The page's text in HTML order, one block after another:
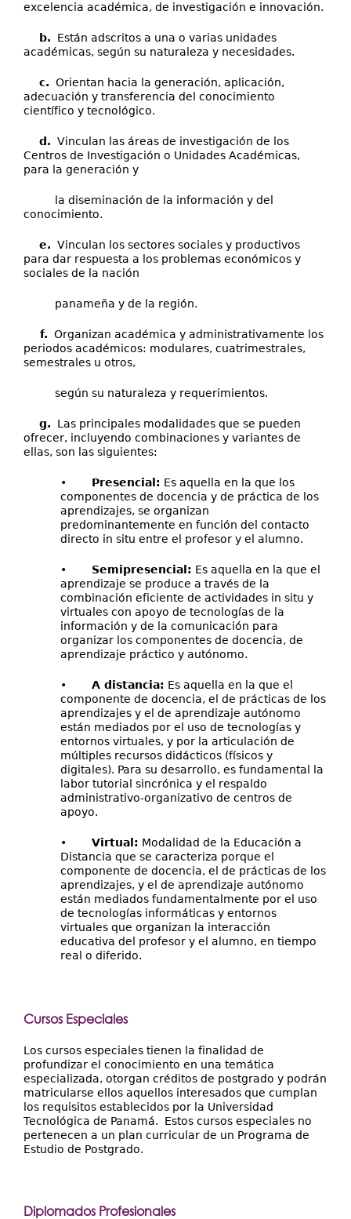
excelencia académica, de investigación e innovación.
b. Están adscritos a una o varias unidades
académicas, según su naturaleza y necesidades.
c. Orientan hacia la generación, aplicación,
adecuación y transferencia del conocimiento
científico y tecnológico.
d. Vinculan las áreas de investigación de los
Centros de Investigación o Unidades Académicas,
para la generación y
la diseminación de la información y del
conocimiento.
e. Vinculan los sectores sociales y productivos
para dar respuesta a los problemas económicos y
sociales de la nación
panameña y de la región.
f. Organizan académica y administrativamente los
periodos académicos: modulares, cuatrimestrales,
semestrales u otros,
según su naturaleza y requerimientos.
g. Las principales modalidades que se pueden
ofrecer, incluyendo combinaciones y variantes de
ellas, son las siguientes:
• Presencial: Es aquella en la que los
componentes de docencia y de práctica de los
aprendizajes, se organizan
predominantemente en función del contacto
directo in situ entre el profesor y el alumno.
• Semipresencial: Es aquella en la que el
aprendizaje se produce a través de la
combinación eficiente de actividades in situ y
virtuales con apoyo de tecnologías de la
información y de la comunicación para
organizar los componentes de docencia, de
aprendizaje práctico y autónomo.
•A distancia: Es aquella en la que el
componente de docencia, el de prácticas de los
aprendizajes y el de aprendizaje autónomo
están mediados por el uso de tecnologías y
entornos virtuales, y por la articulación de
múltiples recursos didácticos (físicos y
digitales). Para su desarrollo, es fundamental la
labor tutorial sincrónica y el respaldo
administrativo-organizativo de centros de
apoyo.
•Virtual: Modalidad de la Educación a
Distancia que se caracteriza porque el
componente de docencia, el de prácticas de los
aprendizajes, y el de aprendizaje autónomo
están mediados fundamentalmente por el uso
de tecnologías informáticas y entornos
virtuales que organizan la interacción
educativa del profesor y el alumno, en tiempo
real o diferido.
Cursos Especiales
Los cursos especiales tienen la finalidad de
profundizar el conocimiento en una temática
especializada, otorgan créditos de postgrado y podrán
matricularse ellos aquellos interesados que cumplan
los requisitos establecidos por la Universidad
Tecnológica de Panamá. Estos cursos especiales no
pertenecen a un plan curricular de un Programa de
Estudio de Postgrado.
Diplomados Profesionales